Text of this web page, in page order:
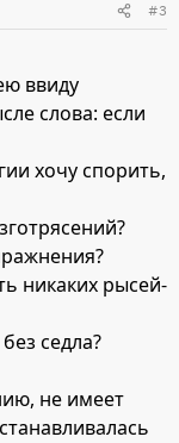
#3
ввиду
слова: если
хочу спорить,
никаких рысей-
седла?
не имеет